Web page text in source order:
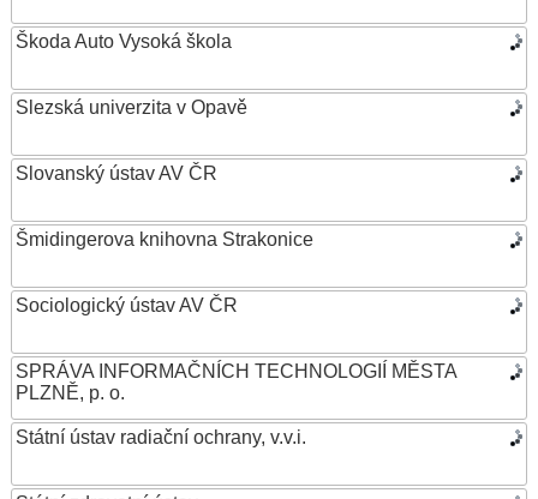
Škoda Auto Vysoká škola
Slezská univerzita v Opavě
Slovanský ústav AV ČR
Šmidingerova knihovna Strakonice
Sociologický ústav AV ČR
SPRÁVA INFORMAČNÍCH TECHNOLOGIÍ MĚSTA
PLZNĚ, p. o.
Státní ústav radiační ochrany, v.v.i.